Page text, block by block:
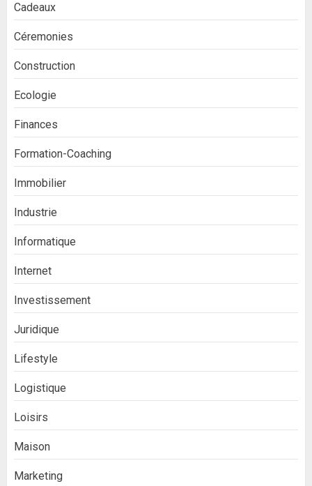
Cadeaux
Céremonies
Construction
Ecologie
Finances
Formation-Coaching
Immobilier
Industrie
Informatique
Internet
Investissement
Juridique
Lifestyle
Logistique
Loisirs
Maison
Marketing